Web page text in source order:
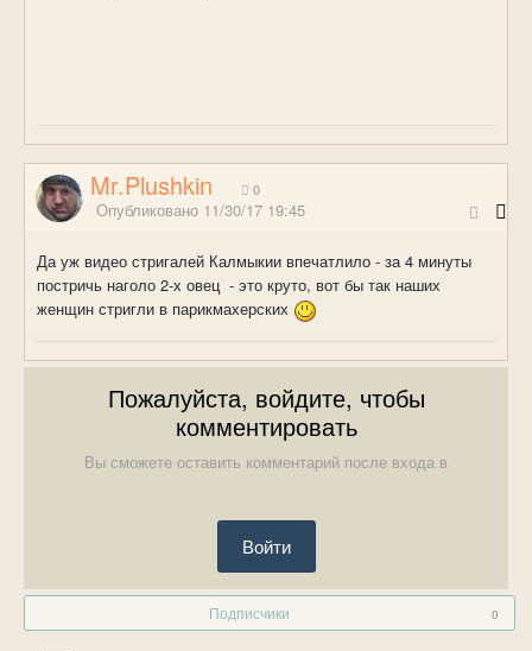
Mr.Plushkin 0
Опубликовано 11/30/17 19:45
Да уж видео стригалей Калмыкии впечатлило - за 4 минуты
постричь наголо 2-х овец - это круто, вот бы так наших
женщин стригли в парикмахерских
Пожалуйста, войдите, чтобы
комментировать
Вы сможете оставить комментарий после входа в
Войти
Подписчики 0